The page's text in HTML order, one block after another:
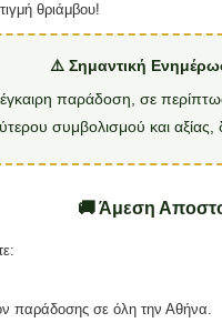
θριάμβου!
⚠️ Σημαντική
παράδοση, σε
συμβολισμού και
🚚 Άμεση
παράδοσης σε όλη την Αθήνα.